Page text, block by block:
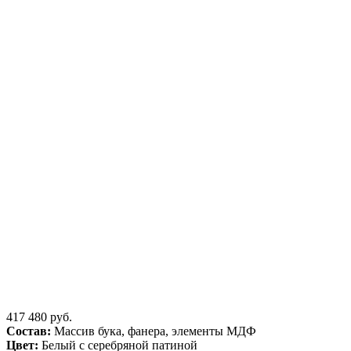
417 480 руб.
Состав: Массив бука, фанера, элементы МДФ
Цвет: Белый с серебряной патиной